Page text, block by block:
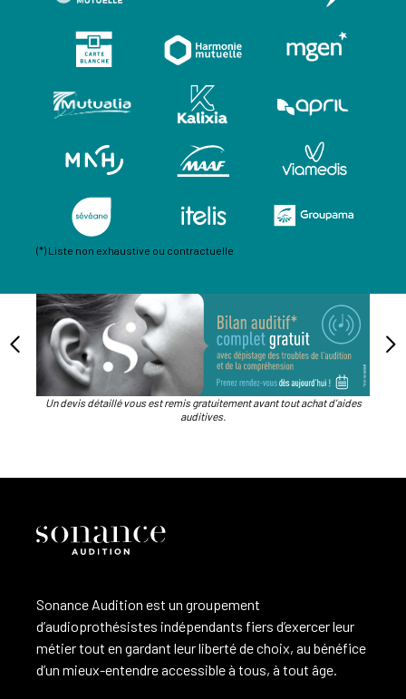
(*) Liste non exhaustive ou contractuelle
Un devis détaillé vous est remis gratuitement avant tout achat d’aides
auditives.
Sonance Audition est un groupement
d’audioprothésistes indépendants fiers d’exercer leur
métier tout en gardant leur liberté de choix, au bénéfice
d’un mieux-entendre accessible à tous, à tout âge.